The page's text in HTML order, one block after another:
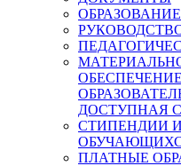
ОБРАЗОВАНИЕ
ДОСТУПНАЯ
СТИПЕНДИИ
ПЛАТНЫЕ